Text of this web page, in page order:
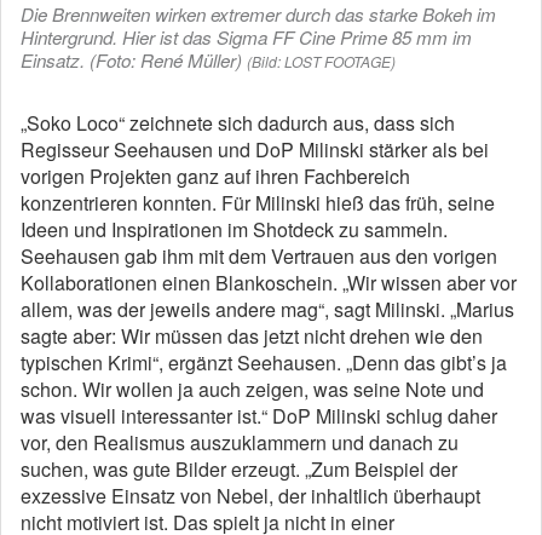
Die Brennweiten wirken extremer durch das starke Bokeh im
Hintergrund. Hier ist das Sigma FF Cine Prime 85 mm im
Einsatz. (Foto: René Müller) (Bild: LOST FOOTAGE)
„Soko Loco“ zeichnete sich dadurch aus, dass sich
Regisseur Seehausen und DoP Milinski stärker als bei
vorigen Projekten ganz auf ihren Fachbereich
konzentrieren konnten. Für Milinski hieß das früh, seine
Ideen und Inspirationen im Shotdeck zu sammeln.
Seehausen gab ihm mit dem Vertrauen aus den vorigen
Kollaborationen einen Blankoschein. „Wir wissen aber vor
allem, was der jeweils andere mag“, sagt Milinski. „Marius
sagte aber: Wir müssen das jetzt nicht drehen wie den
typischen Krimi“, ergänzt Seehausen. „Denn das gibt’s ja
schon. Wir wollen ja auch zeigen, was seine Note und
was visuell interessanter ist.“ DoP Milinski schlug daher
vor, den Realismus auszuklammern und danach zu
suchen, was gute Bilder erzeugt. „Zum Beispiel der
exzessive Einsatz von Nebel, der inhaltlich überhaupt
nicht motiviert ist. Das spielt ja nicht in einer